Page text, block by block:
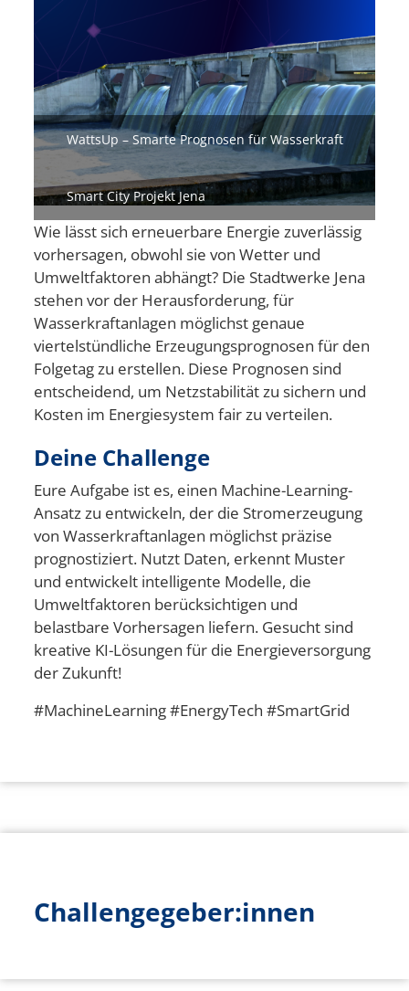
WattsUp – Smarte Prognosen für Wasserkraft
Smart City Projekt Jena
Wie lässt sich erneuerbare Energie zuverlässig
vorhersagen, obwohl sie von Wetter und
Umweltfaktoren abhängt? Die Stadtwerke Jena
stehen vor der Herausforderung, für
Wasserkraftanlagen möglichst genaue
viertelstündliche Erzeugungsprognosen für den
Folgetag zu erstellen. Diese Prognosen sind
entscheidend, um Netzstabilität zu sichern und
Kosten im Energiesystem fair zu verteilen.
Deine Challenge
Eure Aufgabe ist es, einen Machine-Learning-
Ansatz zu entwickeln, der die Stromerzeugung
von Wasserkraftanlagen möglichst präzise
prognostiziert. Nutzt Daten, erkennt Muster
und entwickelt intelligente Modelle, die
Umweltfaktoren berücksichtigen und
belastbare Vorhersagen liefern. Gesucht sind
kreative KI-Lösungen für die Energieversorgung
der Zukunft!
#MachineLearning #EnergyTech #SmartGrid
Challengegeber:innen